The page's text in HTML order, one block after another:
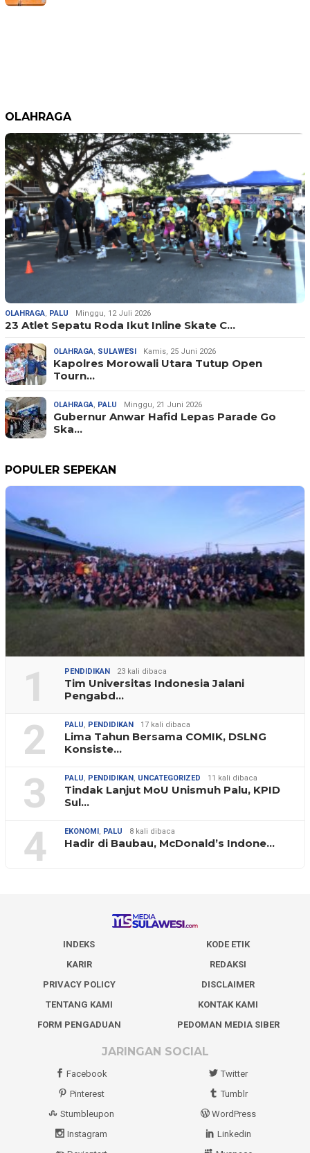
OLAHRAGA
OLAHRAGA, PALU Minggu, 12 Juli 2026
23 Atlet Sepatu Roda Ikut Inline Skate C…
OLAHRAGA, SULAWESI Kamis, 25 Juni 2026
Kapolres Morowali Utara Tutup Open
Tourn…
OLAHRAGA, PALU Minggu, 21 Juni 2026
Gubernur Anwar Hafid Lepas Parade Go
Ska…
POPULER SEPEKAN
1 PENDIDIKAN 23 kali dibaca
Tim Universitas Indonesia Jalani
Pengabd…
2 PALU, PENDIDIKAN 17 kali dibaca
Lima Tahun Bersama COMIK, DSLNG
Konsiste…
3 PALU, PENDIDIKAN , UNCATEGORIZED 11 kali dibaca
Tindak Lanjut MoU Unismuh Palu, KPID
Sul…
4 EKONOMI , PALU 8 kali dibaca
Hadir di Baubau, McDonald’s Indone…
INDEKS
KODE ETIK
KARIR
REDAKSI
PRIVACY POLICY
DISCLAIMER
TENTANG KAMI
KONTAK KAMI
FORM PENGADUAN
PEDOMAN MEDIA SIBER
JARINGAN SOCIAL
Facebook
Twitter
Pinterest
Tumblr
Stumbleupon
WordPress
Instagram
Linkedin